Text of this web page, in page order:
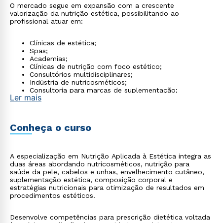
O mercado segue em expansão com a crescente
valorização da nutrição estética, possibilitando ao
profissional atuar em:
Clínicas de estética;
Spas;
Academias;
Clínicas de nutrição com foco estético;
Consultórios multidisciplinares;
Indústria de nutricosméticos;
Consultoria para marcas de suplementação;
Atendimento particular.
Ler mais
Conheça o curso
A especialização em Nutrição Aplicada à Estética integra as
duas áreas abordando nutricosméticos, nutrição para
saúde da pele, cabelos e unhas, envelhecimento cutâneo,
suplementação estética, composição corporal e
estratégias nutricionais para otimização de resultados em
procedimentos estéticos.
Desenvolve competências para prescrição dietética voltada